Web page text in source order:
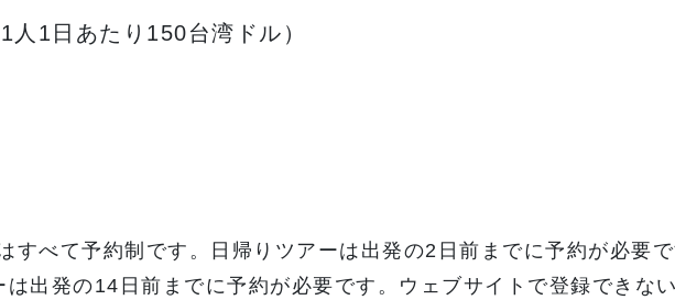
人1日あたり150台湾ドル）
すべて予約制です。日帰りツアーは出発の2日前までに予約が必要
は出発の14日前までに予約が必要です。ウェブサイトで登録できな